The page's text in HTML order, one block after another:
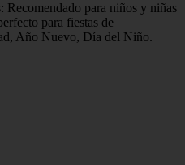
Recomendado para niños y niñas
para fiestas de
Año Nuevo, Día del Niño.